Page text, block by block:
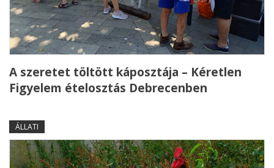
A szeretet töltött káposztája – Kéretlen
Figyelem ételosztás Debrecenben
ÁLLATI